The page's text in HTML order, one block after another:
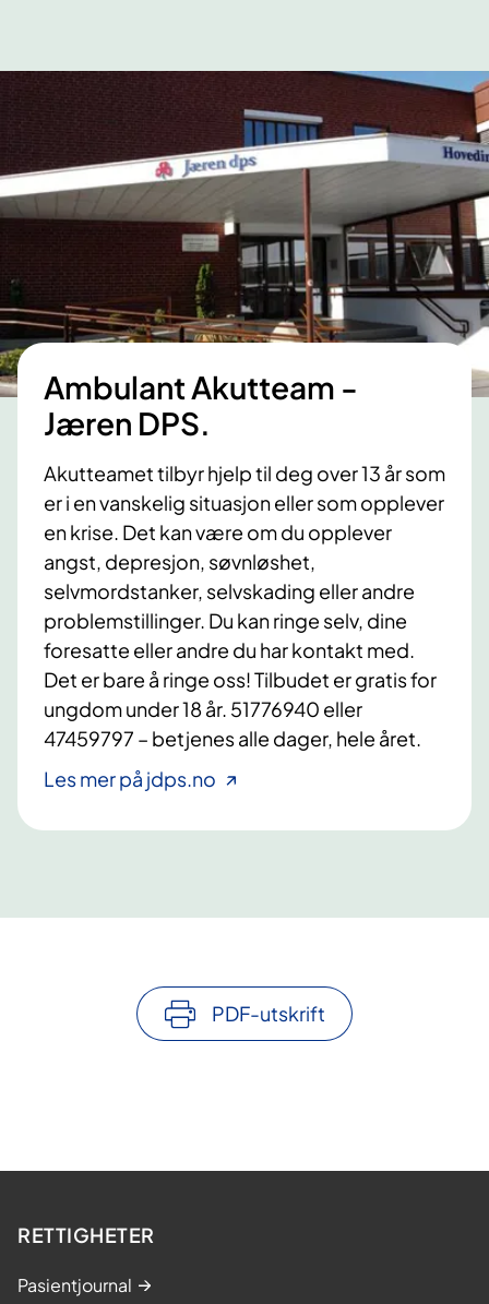
Ambulant Akutteam -
Jæren DPS.
Akutteamet tilbyr hjelp til deg over 13 år som
er i en vanskelig situasjon eller som opplever
en krise. Det kan være om du opplever
angst, depresjon, søvnløshet,
selvmordstanker, selvskading eller andre
problemstillinger. Du kan ringe selv, dine
foresatte eller andre du har kontakt med.
Det er bare å ringe oss! Tilbudet er gratis for
ungdom under 18 år. 51776940 eller
47459797 – betjenes alle dager, hele året.
Les mer på jdps.no
PDF-utskrift
RETTIGHETER
Pasientjournal